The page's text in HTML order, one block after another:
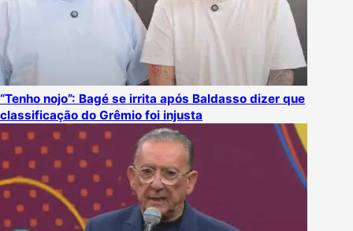
“Tenho nojo”: Bagé se irrita após Baldasso dizer que
classificação do Grêmio foi injusta